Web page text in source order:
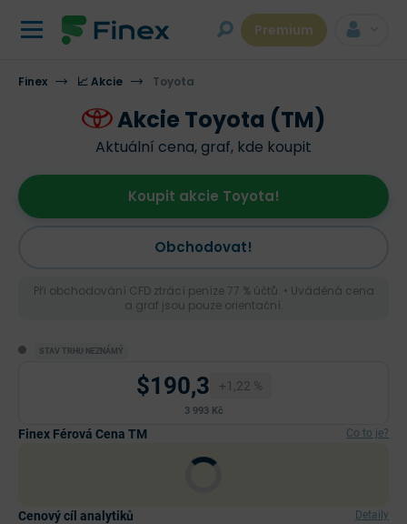
Premium
Finex 📈 Akcie Toyota
Akcie Toyota (TM)
Aktuální cena, graf, kde koupit
Obchodovat!
Koupit akcie Toyota!
Při obchodování CFD ztrácí peníze 77 % účtů. • Uváděná cena
a graf jsou pouze orientační.
STAV TRHU NEZNÁMÝ
$190,3 +1,22 %
3 993 Kč
Finex Férová Cena TM Co to je?
Cenový cíl analytiků Detaily